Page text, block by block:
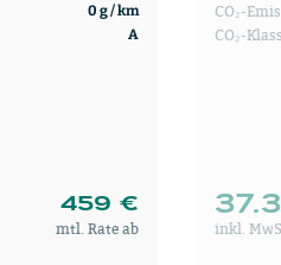
0 g / km
A
459 €
mtl. Rate ab
CO₂-
CO₂-
inkl.